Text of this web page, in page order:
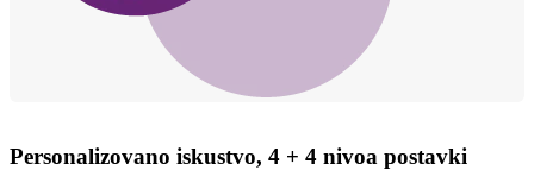
Personalizovano iskustvo, 4 + 4 nivoa postavki